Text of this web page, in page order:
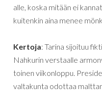
alle, koska mitään ei
kuitenkin aina menee
Kertoja: Tarina sijoituu
Nahkurin verstaalle
toinen viikonloppu.
valtakunta odottaa